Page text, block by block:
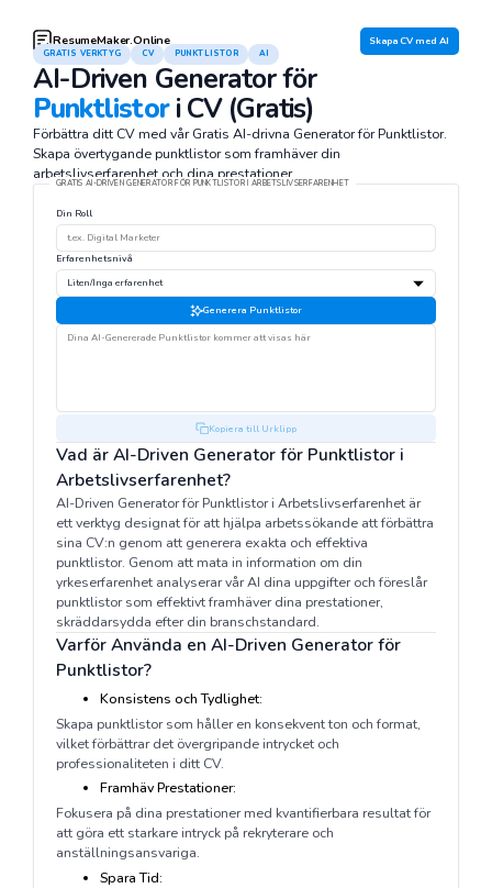
ResumeMaker.Online Skapa CV med AI
GRATIS VERKTYG CV PUNKTLISTOR AI
AI-Driven Generator för
Punktlistori CV (Gratis)
Förbättra ditt CV med vår Gratis AI-drivna Generator för Punktlistor.
Skapa övertygande punktlistor som framhäver din
arbetslivserfarenhet och dina prestationer.
GRATIS AI-DRIVEN GENERATOR FÖR PUNKTLISTOR I ARBETSLIVSERFARENHET
Din Roll
Erfarenhetsnivå
Generera Punktlistor
Kopiera till Urklipp
Vad är AI-Driven Generator för Punktlistor i
Arbetslivserfarenhet?
AI-Driven Generator för Punktlistor i Arbetslivserfarenhet är
ett verktyg designat för att hjälpa arbetssökande att förbättra
sina CV:n genom att generera exakta och effektiva
punktlistor. Genom att mata in information om din
yrkeserfarenhet analyserar vår AI dina uppgifter och föreslår
punktlistor som effektivt framhäver dina prestationer,
skräddarsydda efter din branschstandard.
Varför Använda en AI-Driven Generator för
Punktlistor?
Konsistens och Tydlighet:
Skapa punktlistor som håller en konsekvent ton och format,
vilket förbättrar det övergripande intrycket och
professionaliteten i ditt CV.
Framhäv Prestationer:
Fokusera på dina prestationer med kvantifierbara resultat för
att göra ett starkare intryck på rekryterare och
anställningsansvariga.
Spara Tid: